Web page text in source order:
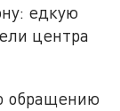
едкую
центра
обращению